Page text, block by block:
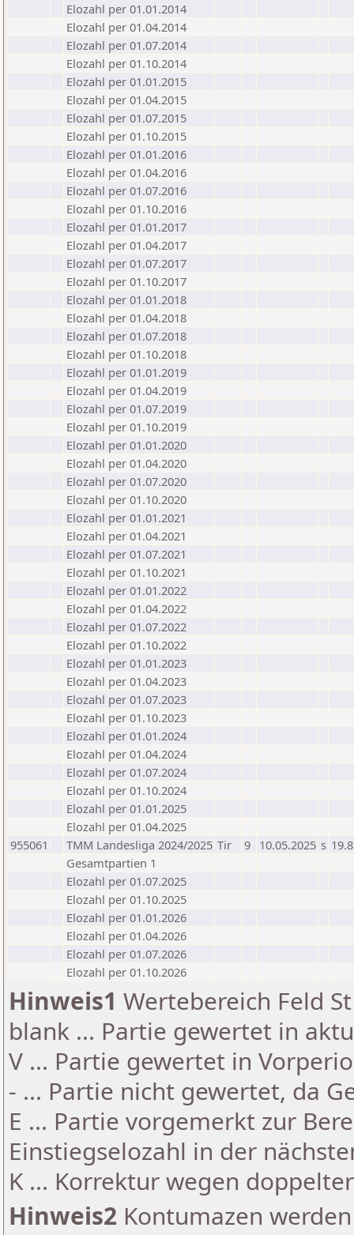
Elozahl per 01.01.2014
Elozahl per 01.04.2014
Elozahl per 01.07.2014
Elozahl per 01.10.2014
Elozahl per 01.01.2015
Elozahl per 01.04.2015
Elozahl per 01.07.2015
Elozahl per 01.10.2015
Elozahl per 01.01.2016
Elozahl per 01.04.2016
Elozahl per 01.07.2016
Elozahl per 01.10.2016
Elozahl per 01.01.2017
Elozahl per 01.04.2017
Elozahl per 01.07.2017
Elozahl per 01.10.2017
Elozahl per 01.01.2018
Elozahl per 01.04.2018
Elozahl per 01.07.2018
Elozahl per 01.10.2018
Elozahl per 01.01.2019
Elozahl per 01.04.2019
Elozahl per 01.07.2019
Elozahl per 01.10.2019
Elozahl per 01.01.2020
Elozahl per 01.04.2020
Elozahl per 01.07.2020
Elozahl per 01.10.2020
Elozahl per 01.01.2021
Elozahl per 01.04.2021
Elozahl per 01.07.2021
Elozahl per 01.10.2021
Elozahl per 01.01.2022
Elozahl per 01.04.2022
Elozahl per 01.07.2022
Elozahl per 01.10.2022
Elozahl per 01.01.2023
Elozahl per 01.04.2023
Elozahl per 01.07.2023
Elozahl per 01.10.2023
Elozahl per 01.01.2024
Elozahl per 01.04.2024
Elozahl per 01.07.2024
Elozahl per 01.10.2024
Elozahl per 01.01.2025
Elozahl per 01.04.2025
955061
TMM Landesliga 2024/2025 Tir 9 10.05.2025 s 19.8
Gesamtpartien 1
Elozahl per 01.07.2025
Elozahl per 01.10.2025
Elozahl per 01.01.2026
Elozahl per 01.04.2026
Elozahl per 01.07.2026
Elozahl per 01.10.2026
Hinweis1 Wertebereich Feld
blank ... Partie gewertet in
V ... Partie gewertet in
- ... Partie nicht gewertet, da
E ... Partie vorgemerkt zur
Einstiegselozahl in der
K ... Korrektur wegen
Hinweis2 Kontumazen